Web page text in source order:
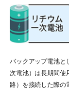
バックアップ電池と
次電池）は長期間使
路）を接続した際の